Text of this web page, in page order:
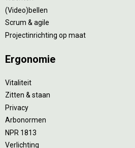
(Video)bellen
Scrum & agile
Projectinrichting op maat
Ergonomie
Vitaliteit
Zitten & staan
Privacy
Arbonormen
NPR 1813
Verlichting